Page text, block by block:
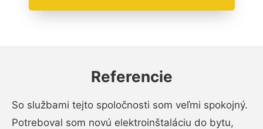
Referencie
So službami tejto spoločnosti som veľmi spokojný.
Potreboval som novú elektroinštaláciu do bytu,